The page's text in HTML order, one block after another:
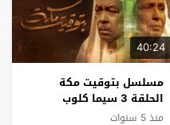
40:24
مسلسل بتوقيت مكة
الحلقة 3 سيما كلوب
منذ 5 سنوات